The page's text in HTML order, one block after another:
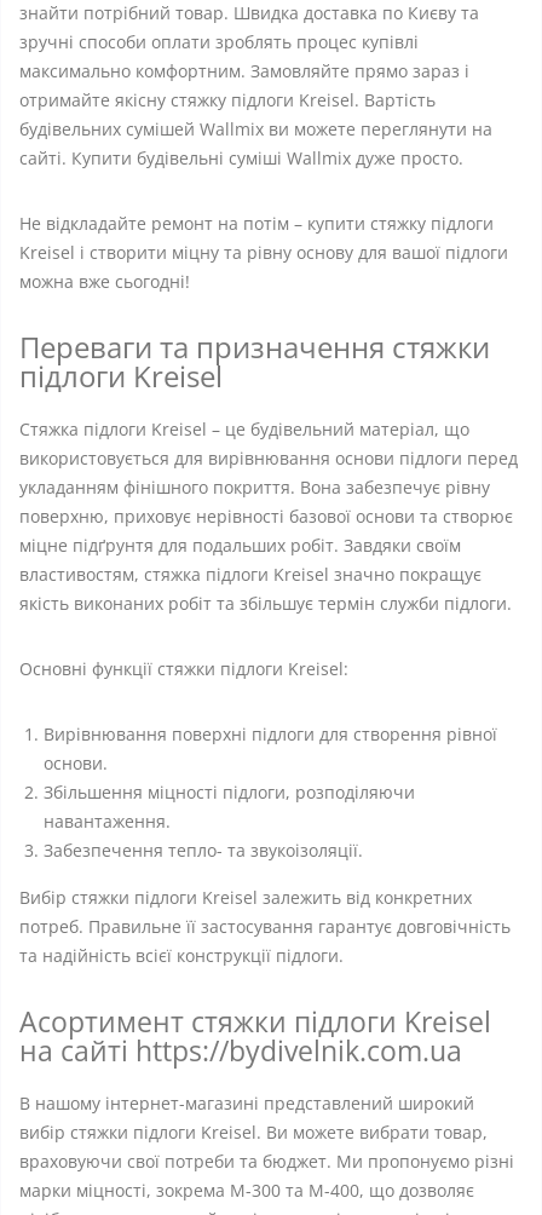
знайти потрібний товар. Швидка доставка по Києву та
зручні способи оплати зроблять процес купівлі
максимально комфортним. Замовляйте прямо зараз і
отримайте якісну стяжку підлоги Kreisel. Вартість
будівельних сумішей Wallmix ви можете переглянути на
сайті. Купити будівельні суміші Wallmix дуже просто.
Не відкладайте ремонт на потім – купити стяжку підлоги
Kreisel і створити міцну та рівну основу для вашої підлоги
можна вже сьогодні!
Переваги та призначення стяжки
підлоги Kreisel
Стяжка підлоги Kreisel – це будівельний матеріал, що
використовується для вирівнювання основи підлоги перед
укладанням фінішного покриття. Вона забезпечує рівну
поверхню, приховує нерівності базової основи та створює
міцне підґрунтя для подальших робіт. Завдяки своїм
властивостям, стяжка підлоги Kreisel значно покращує
якість виконаних робіт та збільшує термін служби підлоги.
Основні функції стяжки підлоги Kreisel:
Вирівнювання поверхні підлоги для створення рівної
основи.
Збільшення міцності підлоги, розподіляючи
навантаження.
Забезпечення тепло- та звукоізоляції.
Вибір стяжки підлоги Kreisel залежить від конкретних
потреб. Правильне її застосування гарантує довговічність
та надійність всієї конструкції підлоги.
Асортимент стяжки підлоги Kreisel
на сайті https://bydivelnik.com.ua
В нашому інтернет-магазині представлений широкий
вибір стяжки підлоги Kreisel. Ви можете вибрати товар,
враховуючи свої потреби та бюджет. Ми пропонуємо різні
марки міцності, зокрема М-300 та М-400, що дозволяє